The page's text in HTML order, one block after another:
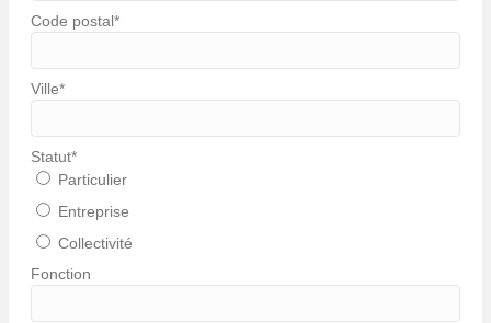
Code postal*
Ville*
Statut*
Particulier
Entreprise
Collectivité
Fonction